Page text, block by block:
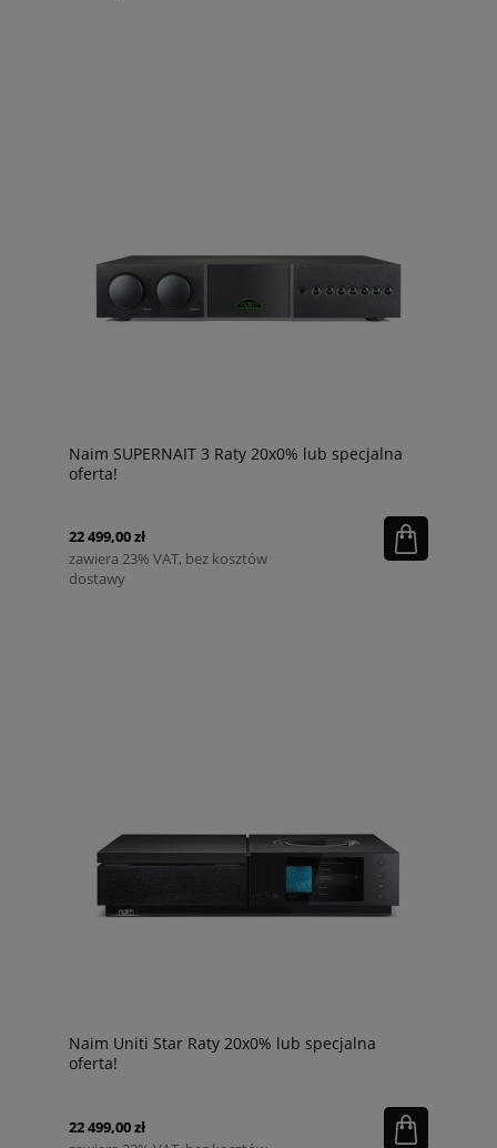
Naim SUPERNAIT 3 Raty 20x0% lub specjalna
oferta!
22 499,00 zł
zawiera 23% VAT, bez kosztów
dostawy
Naim Uniti Star Raty 20x0% lub specjalna
oferta!
22 499,00 zł